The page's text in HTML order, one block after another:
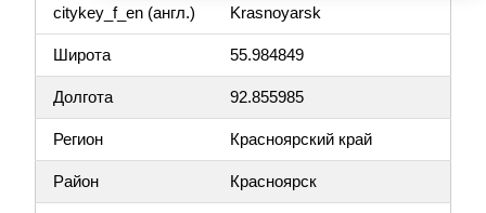
citykey_f_en (англ.)
Krasnoyarsk
Широта 55.984849
Долгота 92.855985
Регион Красноярский край
Район Красноярск